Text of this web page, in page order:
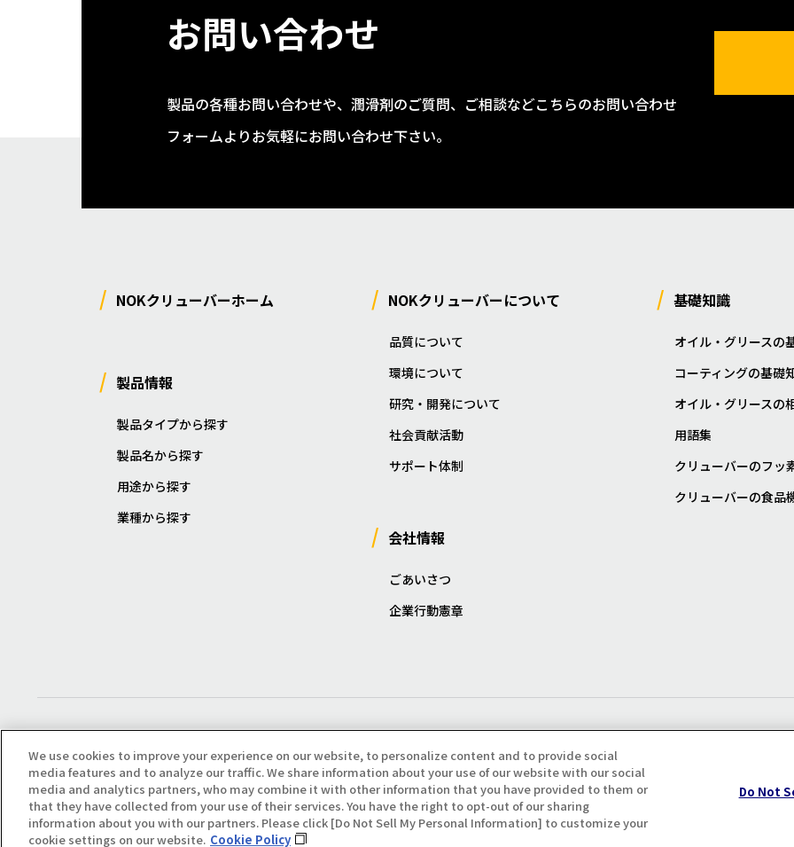
お問い合わせ
製品の各種お問い合わせや、潤滑剤のご質問、ご相談などこちらのお問い合わせ
フォームよりお気軽にお問い合わせ下さい。
NOKクリューバーホーム
製品情報
製品タイプから探す
製品名から探す
用途から探す
業種から探す
NOKクリューバーについて
品質について
環境について
研究・開発について
社会貢献活動
サポート体制
会社情報
ごあいさつ
企業行動憲章
基礎知識
オイル・グリースの
コーティングの基礎
オイル・グリースの
用語集
クリューバーのフッ
クリューバーの食品
プライバシー・クッキーポリシ
Copyright(C) All Right Reserved. Producted by NOK KLÜBER CO., LTD.
We use cookies to improve your experience on our website, to personalize content and to provide social
media features and to analyze our traffic. We share information about your use of our website with our social
media and analytics partners, who may combine it with other information that you have provided to them or
that they have collected from your use of their services. You have the right to opt-out of our sharing
information about you with our partners. Please click [Do Not Sell My Personal Information] to customize your
cookie settings on our website. Cookie Policy
Do Not